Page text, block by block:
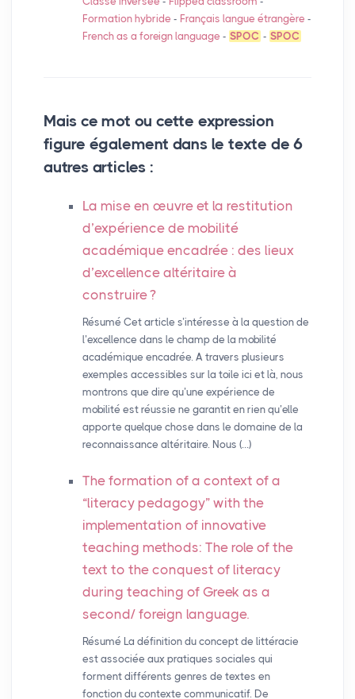
Formation hybride - Français langue étrangère -
French as a foreign language - SPOC - SPOC
Mais ce mot ou cette expression
figure également dans le texte de 6
autres articles :
La mise en œuvre et la restitution
d’expérience de mobilité
académique encadrée : des lieux
d’excellence altéritaire à
construire?
Résumé Cet article s’intéresse à la question de
l’excellence dans le champ de la mobilité
académique encadrée. A travers plusieurs
exemples accessibles sur la toile ici et là, nous
montrons que dire qu’une expérience de
mobilité est réussie ne garantit en rien qu’elle
apporte quelque chose dans le domaine de la
reconnaissance altéritaire. Nous (…)
The formation of a context of a
“literacy pedagogy” with the
implementation of innovative
teaching methods: The role of the
text to the conquest of literacy
during teaching of Greek as a
second/ foreign language.
Résumé La définition du concept de littéracie
est associée aux pratiques sociales qui
forment différents genres de textes en
fonction du contexte communicatif. De